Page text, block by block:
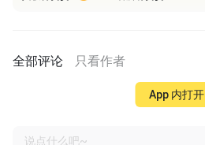
全部评论 只看作者
说点什么吧~
App 内打开